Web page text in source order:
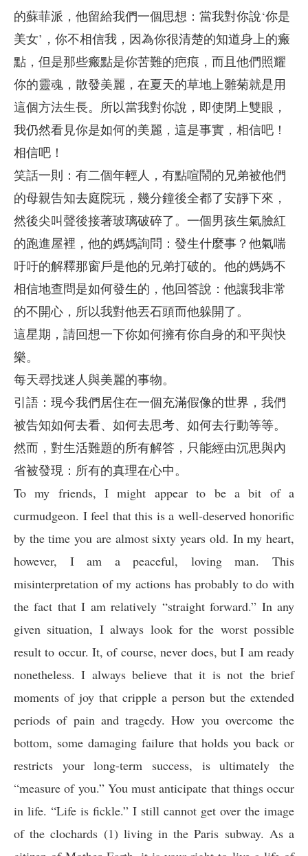
的蘇菲派，他留給我們一個思想：當我對你說‘你是
美女’，你不相信我，因為你很清楚的知道身上的瘢
點，但是那些瘢點是你苦難的疤痕，而且他們照耀
你的靈魂，散發美麗，在夏天的草地上雛菊就是用
這個方法生長。所以當我對你說，即使閉上雙眼，
我仍然看見你是如何的美麗，這是事實，相信吧！
相信吧！
笑話一則：有二個年輕人，有點喧鬧的兄弟被他們
的母親告知去庭院玩，幾分鐘後全都了安靜下來，
然後尖叫聲後接著玻璃破碎了。一個男孩生氣臉紅
的跑進屋裡，他的媽媽詢問：發生什麼事？他氣喘
吁吁的解釋那窗戶是他的兄弟打破的。他的媽媽不
相信地查問是如何發生的，他回答說：他讓我非常
的不開心，所以我對他丟石頭而他躲開了。
這星期，請回想一下你如何擁有你自身的和平與快
樂。
每天尋找迷人與美麗的事物。
引語：現今我們居住在一個充滿假像的世界，我們
被告知如何去看、如何去思考、如何去行動等等。
然而，對生活難題的所有解答，只能經由沉思與內
省被發現：所有的真理在心中。
To my friends, I might appear to be a bit of a
curmudgeon. I feel that this is a well-deserved honorific
by the time you are almost sixty years old. In my heart,
however, I am a peaceful, loving man. This
misinterpretation of my actions has probably to do with
the fact that I am relatively “straight forward.” In any
given situation, I always look for the worst possible
result to occur. It, of course, never does, but I am ready
nonetheless. I always believe that it is not the brief
moments of joy that cripple a person but the extended
periods of pain and tragedy. How you overcome the
bottom, some damaging failure that holds you back or
restricts your long-term success, is ultimately the
“measure of you.” You must anticipate that things occur
in life. “Life is fickle.” I still cannot get over the image
of the clochards (1) living in the Paris subway. As a